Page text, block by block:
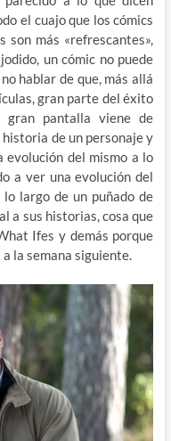
el cuajo que los cómics
son más «refrescantes»,
un cómic no puede
hablar de que, más allá
gran parte del éxito
gran pantalla viene de
de un personaje y
del mismo a lo
a ver una evolución del
largo de un puñado de
a sus historias, cosa que
Ifes y demás porque
la semana siguiente.